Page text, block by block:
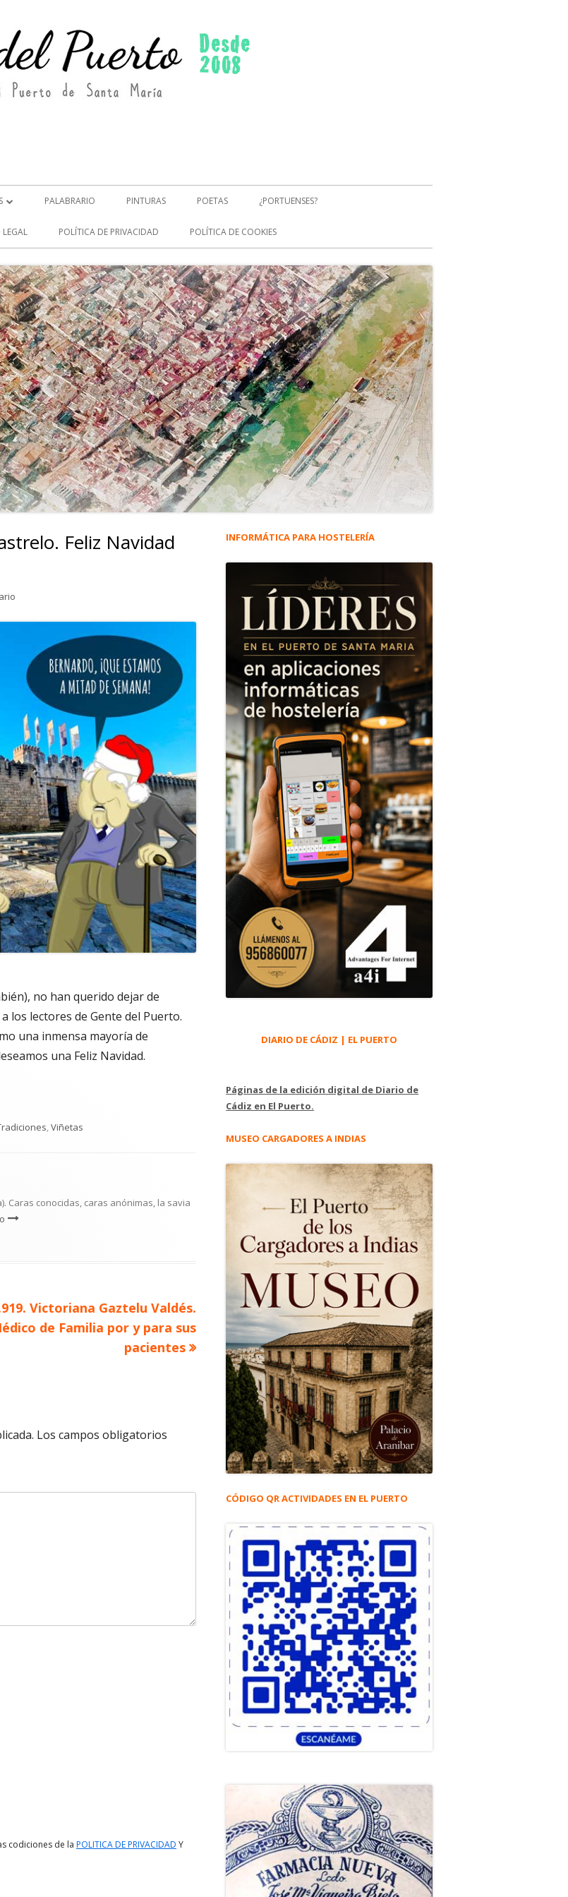
(2)
PALABRARIO PINTURAS POETAS ¿PORTUENSES?
LEGAL POLÍTICA DE PRIVACIDAD POLÍTICA DE COOKIES
Feliz Navidad
para 4.918. La viñeta de Alberto Castrelo. Feliz Navidad adelantadas
no han querido dejar de
los lectores de Gente del Puerto.
una inmensa mayoría de
una Feliz Navidad.
,Viñetas
Caras conocidas, caras anónimas, la savia
Victoriana Gaztelu Valdés.
de Familia por y para sus
pacientes
Los campos obligatorios
codiciones de la POLITICA DE PRIVACIDAD Y
Barra
principal
INFORMÁTICA PARA HOSTELERÍA
DIARIO DE CÁDIZ | EL PUERTO
Páginas de la edición digital de Diario de
Cádiz en El Puerto.
MUSEO CARGADORES A INDIAS
CÓDIGO QR ACTIVIDADES EN EL PUERTO